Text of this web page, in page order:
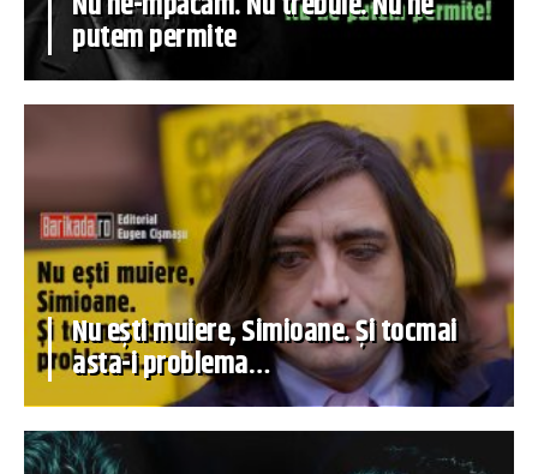
putem permite
Nu ești muiere, Simioane. Și tocmai
asta-i problema…